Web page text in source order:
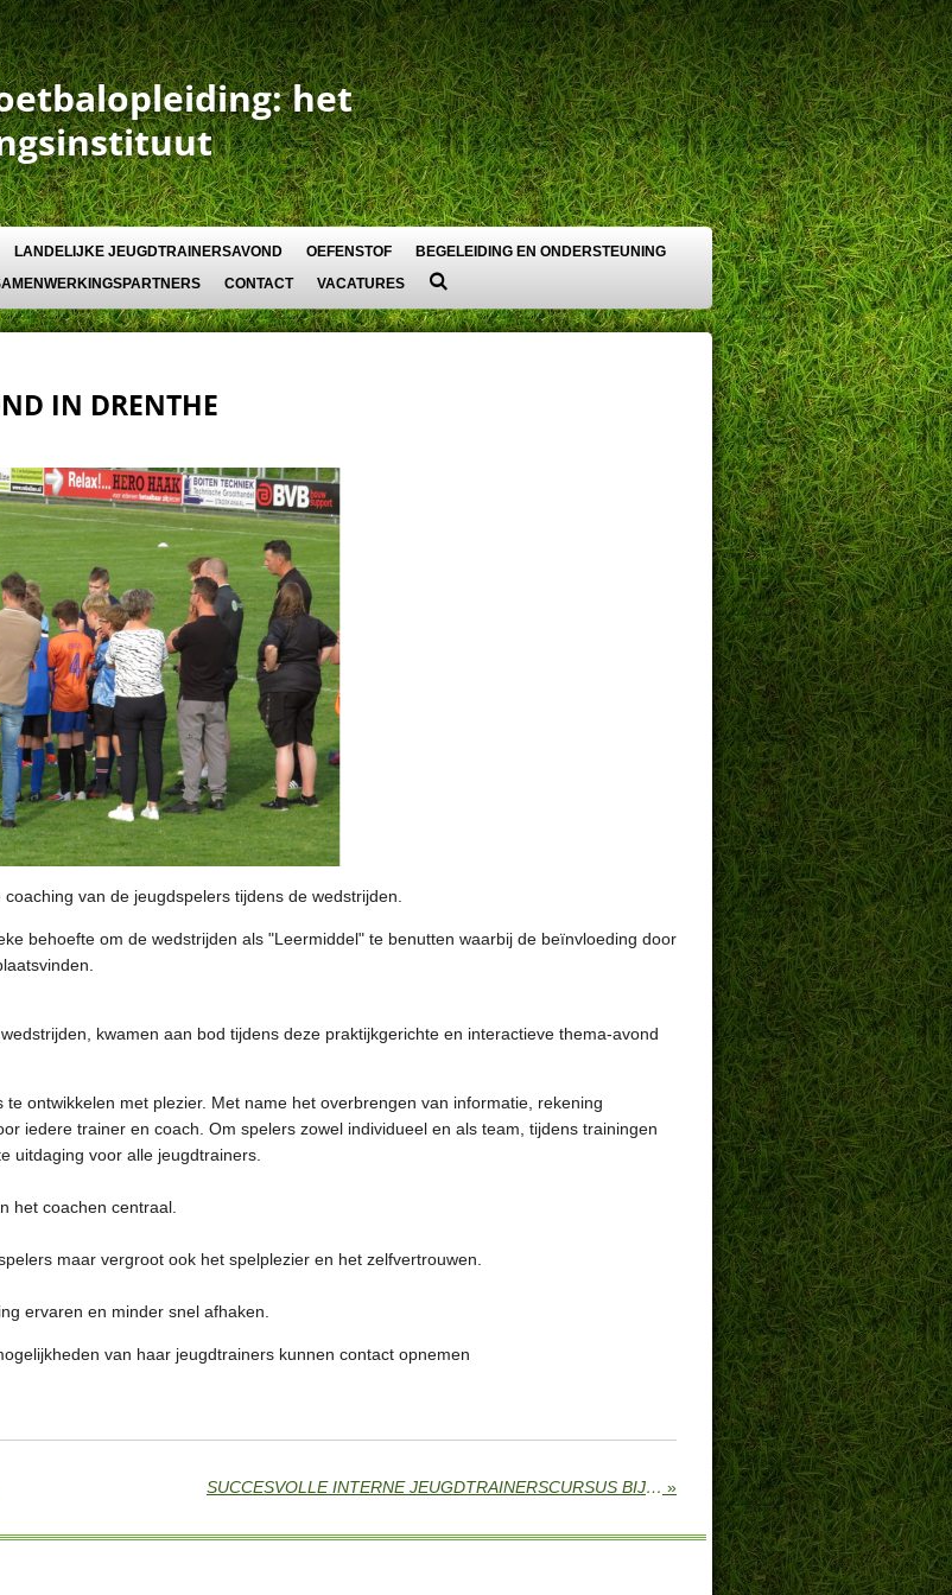
het
LANDELIJKE JEUGDTRAINERSAVOND OEFENSTOF
BEGELEIDING EN ONDERSTEUNING
CONTACT VACATURES
IN DRENTHE
van de jeugdspelers tijdens de wedstrijden.
behoefte om de wedstrijden als "Leermiddel" te benutten waarbij de beïnvloeding door
kwamen aan bod tijdens deze praktijkgerichte en interactieve thema-avond
ontwikkelen met plezier. Met name het overbrengen van informatie, rekening
iedere trainer en coach. Om spelers zowel individueel en als team, tijdens trainingen
uitdaging voor alle jeugdtrainers.
het coachen centraal.
maar vergroot ook het spelplezier en het zelfvertrouwen.
ervaren en minder snel afhaken.
van haar jeugdtrainers kunnen contact opnemen
SUCCESVOLLE INTERNE JEUGDTRAINERSCURSUS BIJ FC OUDEWATER »